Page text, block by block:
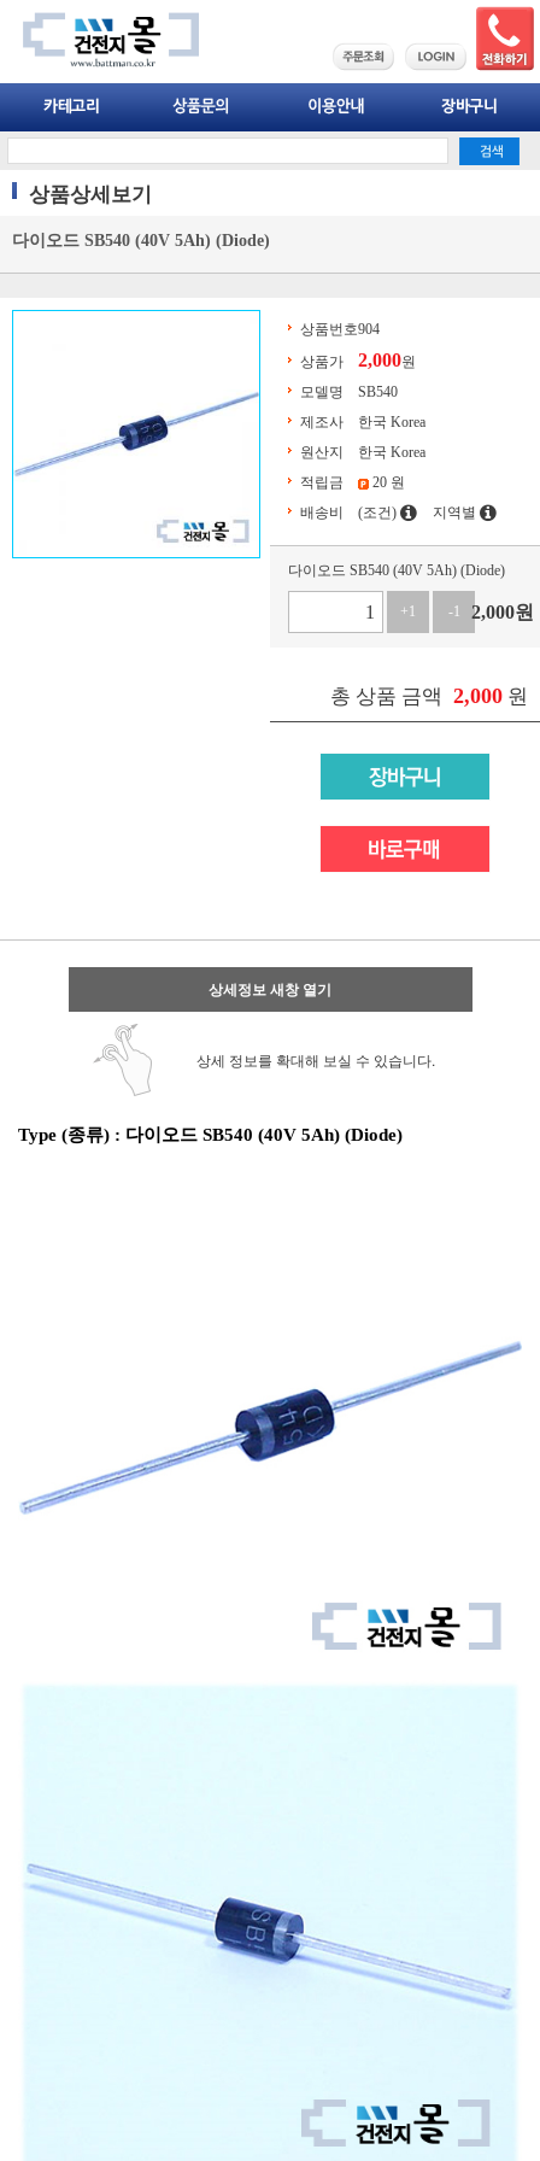
상품상세보기
다이오드 SB540 (40V 5Ah) (Diode)
상품번호904
상품가
2,000원
모델명
SB540
제조사
한국 Korea
원산지
한국 Korea
적립금
20 원
배송비
(조건) 지역별
다이오드 SB540 (40V 5Ah) (Diode)
+1 -1 2,000원
총 상품 금액 2,000 원
상세정보 새창 열기
상세 정보를 확대해 보실 수 있습니다.
Type (종류) : 다이오드 SB540 (40V 5Ah) (Diode)